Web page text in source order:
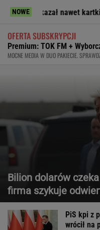
NOWE
nawet kartki
OFERTA SUBSKRYPCJI
Premium: TOK FM +
MOCNE MEDIA W DUO PAKIECIE.
Bilion dolarów
firma szykuje
PiS kpi z
wrócił na